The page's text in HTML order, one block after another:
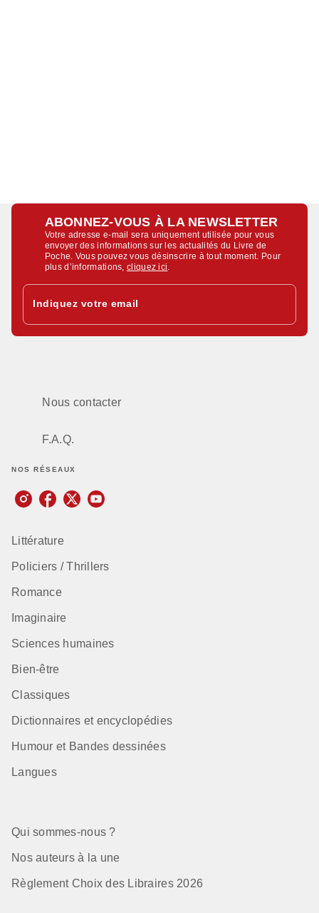
ABONNEZ-VOUS À LA NEWSLETTER
Votre adresse e-mail sera uniquement utilisée pour vous
envoyer des informations sur les actualités du Livre de
Poche. Vous pouvez vous désinscrire à tout moment. Pour
plus d’informations,cliquez ici
Indiquez votre email
Nous contacter
F.A.Q.
NOS RÉSEAUX
Littérature
Policiers / Thrillers
Romance
Imaginaire
Sciences humaines
Bien-être
Classiques
Dictionnaires et encyclopédies
Humour et Bandes dessinées
Langues
Qui sommes-nous ?
Nos auteurs à la une
Règlement Choix des Libraires 2026